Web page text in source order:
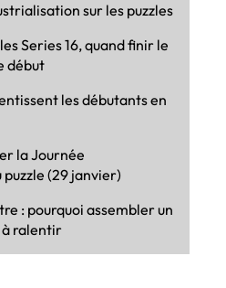
sur les puzzles
Series 16, quand finir le
début
les débutants en
la Journée
(29 janvier)
: pourquoi assembler un
à ralentir